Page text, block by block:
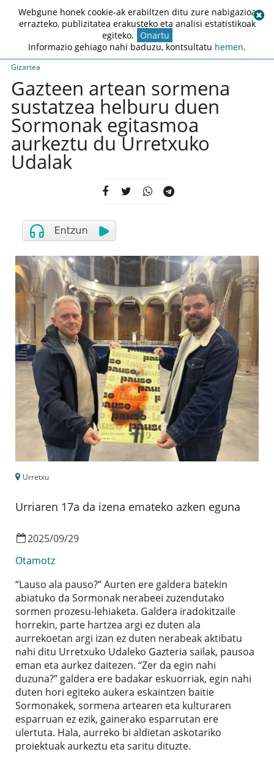
Gizartea
Gazteen artean sormena
sustatzea helburu duen
Sormonak egitasmoa
aurkeztu du Urretxuko
Udalak
Urretxu
Urriaren 17a da izena emateko azken eguna
2025/09/29
Otamotz
“Lauso ala pauso?” Aurten ere galdera batekin
abiatuko da Sormonak nerabeei zuzendutako
sormen prozesu-lehiaketa. Galdera iradokitzaile
horrekin, parte hartzea argi ez duten ala
aurrekoetan argi izan ez duten nerabeak aktibatu
nahi ditu Urretxuko Udaleko Gazteria sailak, pausoa
eman eta aurkez daitezen. “Zer da egin nahi
duzuna?” galdera ere badakar eskuorriak, egin nahi
duten hori egiteko aukera eskaintzen baitie
Sormonakek, sormena artearen eta kulturaren
esparruan ez ezik, gainerako esparrutan ere
ulertuta. Hala, aurreko bi aldietan askotariko
proiektuak aurkeztu eta saritu dituzte.
Webgune honek cookie-ak erabiltzen ditu zure nabigazioa
errazteko, publizitatea erakusteko eta analisi estatistikoak
egiteko. Onartu
Informazio gehiago nahi baduzu, kontsultatu hemen.